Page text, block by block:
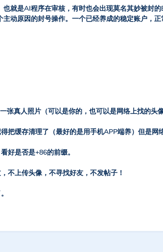
就是AI程序在审核，有时也会出现莫名其妙被封的
动原因的封号操作。一个已经养成的稳定账户，正
真人照片（可以是你的，也可以是网络上找的头
缓存清理了（最好的是用手机APP端养）但是网
好是否是+86的前缀。
不上传头像，不寻找好友，不发帖子！